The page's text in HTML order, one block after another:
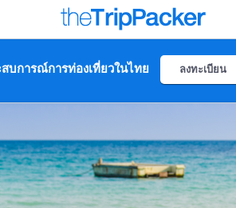
บการณ์การท่องเที่ยวในไทย ลงทะเบียน